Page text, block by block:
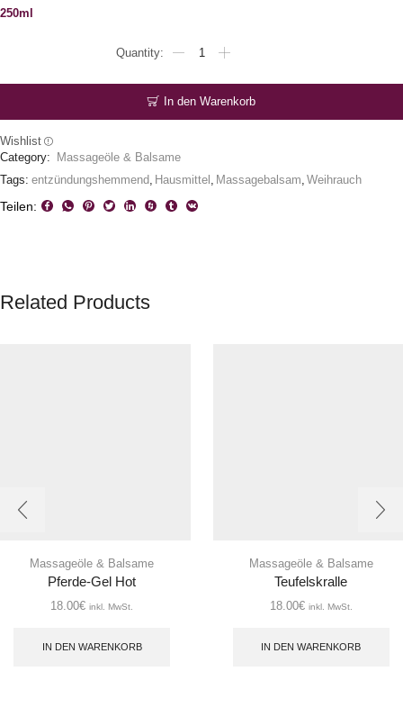
250ml
Menge
In den Warenkorb
Wishlist
Category:
Massageöle & Balsame
Tags: entzündungshemmend Hausmittel Massagebalsam Weihrauch
Teilen:
Related Products
Massageöle & Balsame
Pferde-Gel Hot
18.00€ inkl. MwSt.
IN DEN WARENKORB
Massageöle & Balsame
Teufelskralle
18.00€ inkl. MwSt.
IN DEN WARENKORB